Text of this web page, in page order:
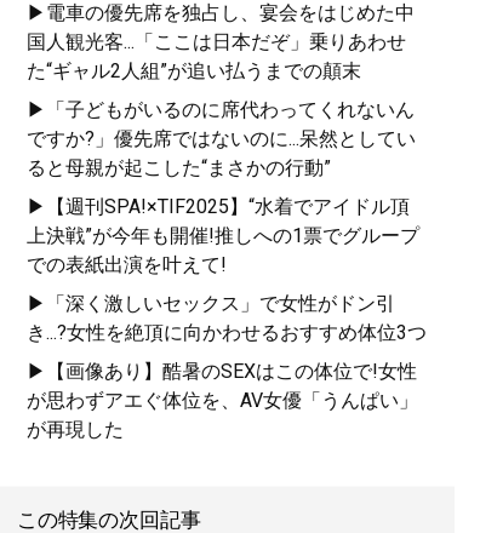
▶電車の優先席を独占し、宴会をはじめた中
国人観光客...「ここは日本だぞ」乗りあわせ
た“ギャル2人組”が追い払うまでの顛末
▶「子どもがいるのに席代わってくれないん
ですか?」優先席ではないのに...呆然としてい
ると母親が起こした“まさかの行動”
▶【週刊SPA!×TIF2025】“水着でアイドル頂
上決戦”が今年も開催!推しへの1票でグループ
での表紙出演を叶えて!
▶「深く激しいセックス」で女性がドン引
き...?女性を絶頂に向かわせるおすすめ体位3つ
▶【画像あり】酷暑のSEXはこの体位で!女性
が思わずアエぐ体位を、AV女優「うんぱい」
が再現した
この特集の次回記事